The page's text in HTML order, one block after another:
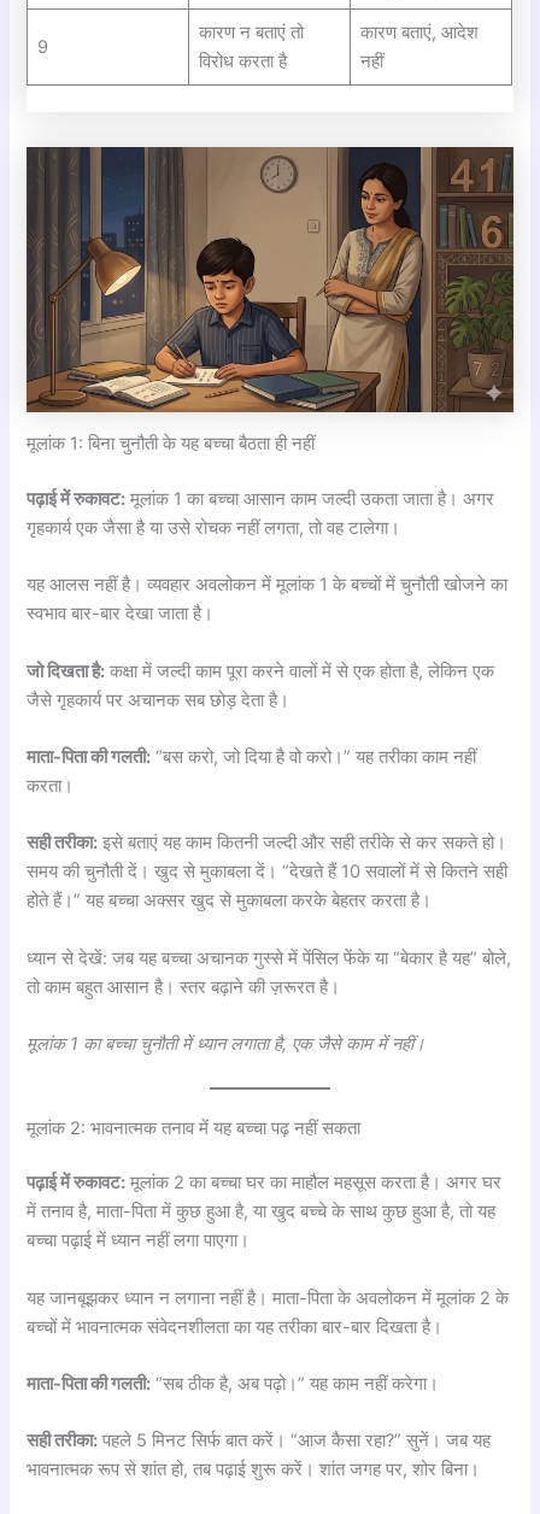
9
कारण न बताएं तो
विरोध करता है
कारण बताएं, आदेश
नहीं
मूलांक 1: बिना चुनौती के यह बच्चा बैठता ही नहीं
पढ़ाई में रुकावट: मूलांक 1 का बच्चा आसान काम जल्दी उकता जाता है। अगर
गृहकार्य एक जैसा है या उसे रोचक नहीं लगता, तो वह टालेगा।
यह आलस नहीं है। व्यवहार अवलोकन में मूलांक 1 के बच्चों में चुनौती खोजने का
स्वभाव बार-बार देखा जाता है।
जो दिखता है: कक्षा में जल्दी काम पूरा करने वालों में से एक होता है, लेकिन एक
जैसे गृहकार्य पर अचानक सब छोड़ देता है।
माता-पिता की गलती: “बस करो, जो दिया है वो करो।” यह तरीका काम नहीं
करता।
सही तरीका: इसे बताएं यह काम कितनी जल्दी और सही तरीके से कर सकते हो।
समय की चुनौती दें। खुद से मुकाबला दें। “देखते हैं 10 सवालों में से कितने सही
होते हैं।” यह बच्चा अक्सर खुद से मुकाबला करके बेहतर करता है।
ध्यान से देखें: जब यह बच्चा अचानक गुस्से में पेंसिल फेंके या “बेकार है यह” बोले,
तो काम बहुत आसान है। स्तर बढ़ाने की ज़रूरत है।
मूलांक 1 का बच्चा चुनौती में ध्यान लगाता है, एक जैसे काम में नहीं।
मूलांक 2: भावनात्मक तनाव में यह बच्चा पढ़ नहीं सकता
पढ़ाई में रुकावट: मूलांक 2 का बच्चा घर का माहौल महसूस करता है। अगर घर
में तनाव है, माता-पिता में कुछ हुआ है, या खुद बच्चे के साथ कुछ हुआ है, तो यह
बच्चा पढ़ाई में ध्यान नहीं लगा पाएगा।
यह जानबूझकर ध्यान न लगाना नहीं है। माता-पिता के अवलोकन में मूलांक 2 के
बच्चों में भावनात्मक संवेदनशीलता का यह तरीका बार-बार दिखता है।
माता-पिता की गलती: “सब ठीक है, अब पढ़ो।” यह काम नहीं करेगा।
सही तरीका: पहले 5 मिनट सिर्फ बात करें। “आज कैसा रहा?” सुनें। जब यह
भावनात्मक रूप से शांत हो, तब पढ़ाई शुरू करें। शांत जगह पर, शोर बिना।